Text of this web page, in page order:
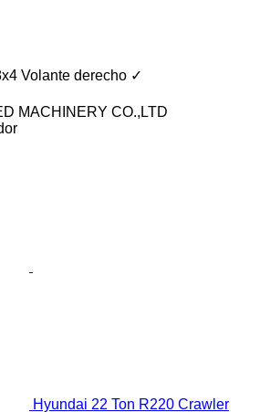
Volante derecho ✓
MACHINERY CO.,LTD
Hyundai 22 Ton R220 Crawler